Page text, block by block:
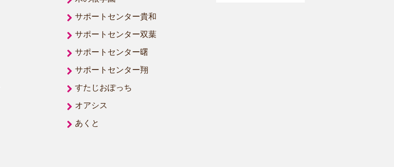
サポートセンター貴和
サポートセンター双葉
サポートセンター曙
サポートセンター翔
すたじおぽっち
オアシス
あくと